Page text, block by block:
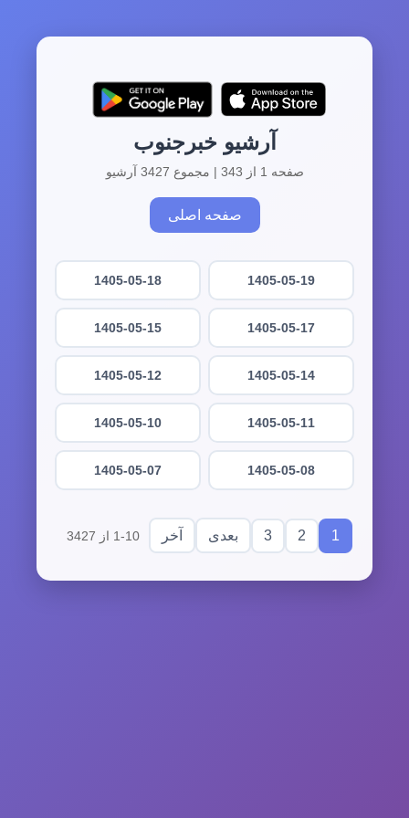
آرشیو خبرجنوب
صفحه 1 از 343 | مجموع 3427 آرشیو
صفحه اصلی
1405-05-19
1405-05-18
1405-05-17
1405-05-15
1405-05-14
1405-05-12
1405-05-11
1405-05-10
1405-05-08
1405-05-07
1
2
3 بعدی آخر 1-10 از 3427